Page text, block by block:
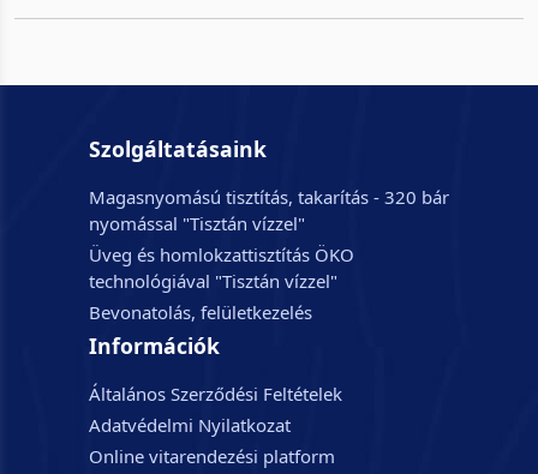
Szolgáltatásaink
Magasnyomású tisztítás, takarítás - 320 bár
nyomással "Tisztán vízzel"
Üveg és homlokzattisztítás ÖKO
technológiával "Tisztán vízzel"
Bevonatolás, felületkezelés
Információk
Általános Szerződési Feltételek
Adatvédelmi Nyilatkozat
Online vitarendezési platform